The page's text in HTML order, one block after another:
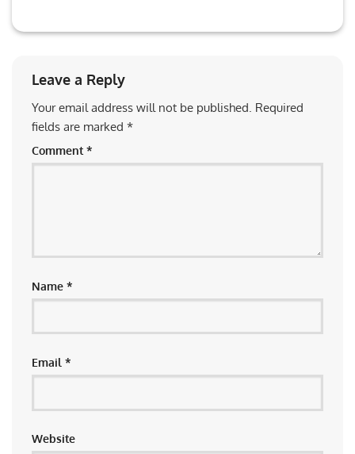
Leave a Reply
Your email address will not be published. Required
fields are marked *
Comment *
Name *
Email *
Website